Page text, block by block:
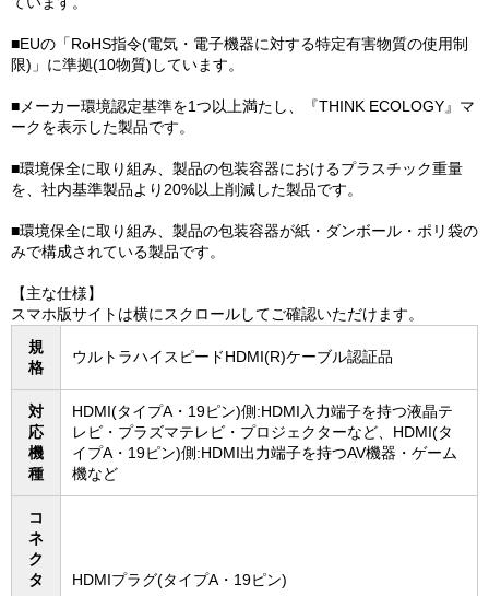
■EUの「RoHS指令(電気・電子機器に対する特定有害物質の使用制
限)」に準拠(10物質)しています。
■メーカー環境認定基準を1つ以上満たし、『THINK ECOLOGY』マ
ークを表示した製品です。
■環境保全に取り組み、製品の包装容器におけるプラスチック重量
を、社内基準製品より20%以上削減した製品です。
■環境保全に取り組み、製品の包装容器が紙・ダンボール・ポリ袋の
みで構成されている製品です。
【主な仕様】
スマホ版サイトは横にスクロールしてご確認いただけます。
規
格
ウルトラハイスピードHDMI(R)ケーブル認証品
対
応
機
種
HDMI(タイプA・19ピン)側:HDMI入力端子を持つ液晶テ
レビ・プラズマテレビ・プロジェクターなど、HDMI(タ
イプA・19ピン)側:HDMI出力端子を持つAV機器・ゲーム
機など
コ
ネ
ク
タ
HDMIプラグ(タイプA・19ピン)